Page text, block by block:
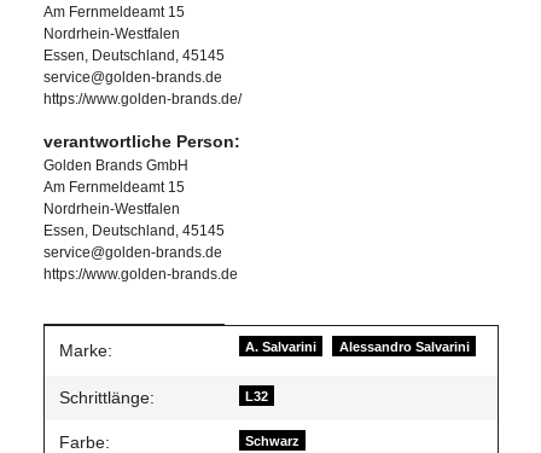
Am Fernmeldeamt 15
Nordrhein-Westfalen
Essen, Deutschland, 45145
service@golden-brands.de
https://www.golden-brands.de/
verantwortliche Person:
Golden Brands GmbH
Am Fernmeldeamt 15
Nordrhein-Westfalen
Essen, Deutschland, 45145
service@golden-brands.de
https://www.golden-brands.de
Produkteigenschaft
Wert
Marke: A. Salvarini Alessandro Salvarini
Schrittlänge: L32
Farbe: Schwarz